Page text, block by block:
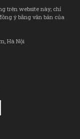
trên website này; chỉ
ý bằng văn bản của
Hà Nội